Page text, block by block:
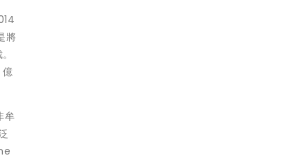
將
牟